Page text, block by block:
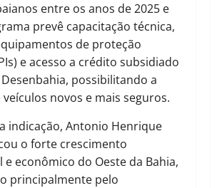
entre os anos de 2025 e
prevê capacitação técnica,
de proteção
e acesso a crédito subsidiado
possibilitando a
novos e mais seguros.
indicação, Antonio Henrique
o forte crescimento
econômico do Oeste da Bahia,
principalmente pelo